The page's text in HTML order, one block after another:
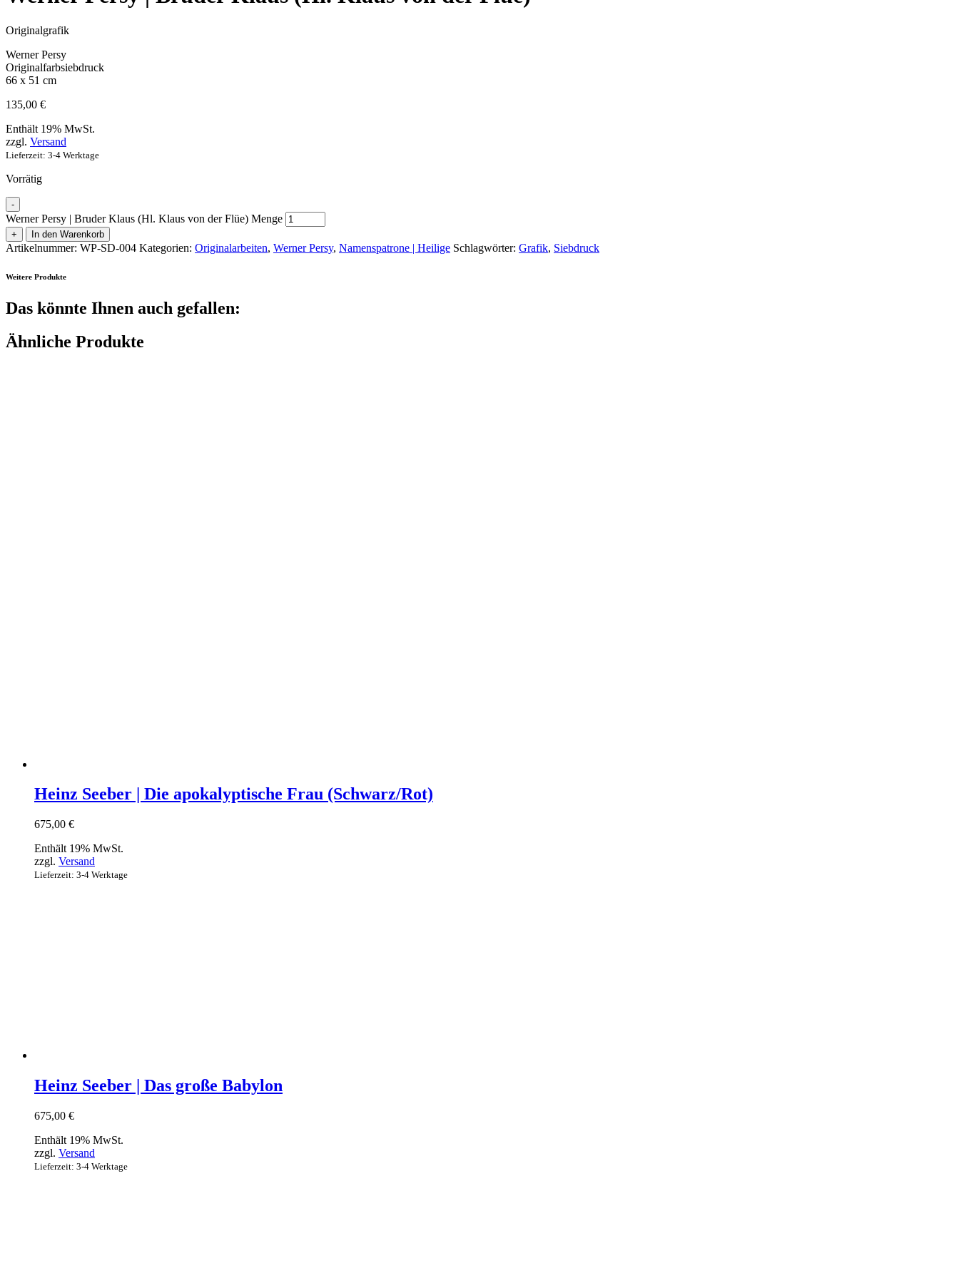
Originalgrafik
Werner Persy
Originalfarbsiebdruck
66 x 51 cm
135,00 €
Enthält 19% MwSt.
zzgl. Versand
Lieferzeit: 3-4 Werktage
Vorrätig
-
Werner Persy | Bruder Klaus (Hl. Klaus von der Flüe) Menge
+ In den Warenkorb
Artikelnummer: WP-SD-004 Kategorien: Originalarbeiten, Werner Persy, Namenspatrone | Heilige Schlagwörter: Grafik, Siebdruck
Weitere Produkte
Das könnte Ihnen auch gefallen:
Ähnliche Produkte
Heinz Seeber | Die apokalyptische Frau (Schwarz/Rot)
675,00 €
Enthält 19% MwSt.
zzgl. Versand
Lieferzeit: 3-4 Werktage
Heinz Seeber | Das große Babylon
675,00 €
Enthält 19% MwSt.
zzgl. Versand
Lieferzeit: 3-4 Werktage